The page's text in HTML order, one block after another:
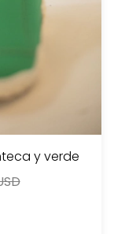
y verde